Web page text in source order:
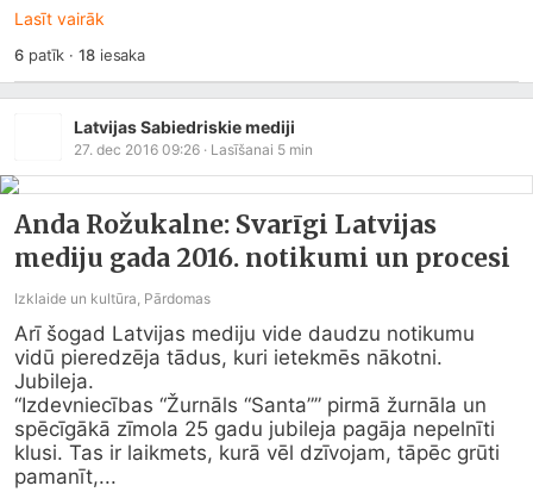
Lasīt vairāk
6patīk ·18iesaka
Latvijas Sabiedriskie mediji
27. dec 2016 09:26 · Lasīšanai 5 min
Anda Rožukalne: Svarīgi Latvijas
mediju gada 2016. notikumi un procesi
Izklaide un kultūra, Pārdomas
Arī šogad Latvijas mediju vide daudzu notikumu
vidū pieredzēja tādus, kuri ietekmēs nākotni.
Jubileja.
“Izdevniecības “Žurnāls “Santa”” pirmā žurnāla un
spēcīgākā zīmola 25 gadu jubileja pagāja nepelnīti
klusi. Tas ir laikmets, kurā vēl dzīvojam, tāpēc grūti
pamanīt,...